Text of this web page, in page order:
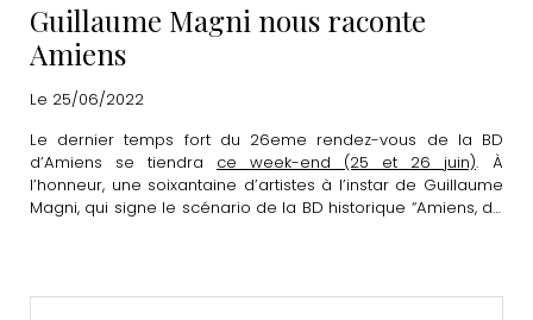
Guillaume Magni nous raconte
Amiens
Le 25/06/2022
Le dernier temps fort du 26eme rendez-vous de la BD
d’Amiens se tiendra ce week-end (25 et 26 juin). À
l’honneur, une soixantaine d’artistes à l’instar de Guillaume
Magni, qui signe le scénario de la BD historique “Amiens, de